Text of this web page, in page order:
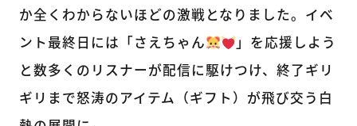
か全くわからないほどの激戦となりました。イベ
ント最終日には「さえちゃん 」を応援しよう
と数多くのリスナーが配信に駆けつけ、終了ギリ
ギリまで怒涛のアイテム（ギフト）が飛び交う白